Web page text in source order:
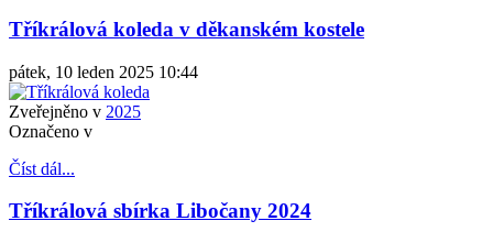
Tříkrálová koleda v děkanském kostele
pátek, 10 leden 2025 10:44
Zveřejněno v 2025
Označeno v
Číst dál...
Tříkrálová sbírka Libočany 2024